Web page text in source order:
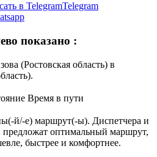
Telegram
показано :
(Ростовская область) в
Время в пути
й/-е) маршрут(-ы). Диспетчера и
оптимальный маршрут,
быстрее и комфортнее.